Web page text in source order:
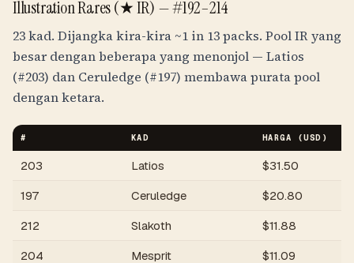
Illustration Rares (★ IR) —#192–214
23 kad. Dijangka kira-kira ~1 in 13 packs. Pool IR yang
besar dengan beberapa yang menonjol — Latios
(#203) dan Ceruledge (#197) membawa purata pool
dengan ketara.
# KAD HARGA (USD)
203 Latios $31.50
197
Ceruledge $20.80
212
Slakoth $11.88
204
Mesprit $11.09